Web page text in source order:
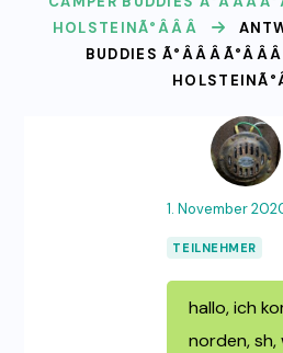
HOLSTEINÃ°ÂÂÂ
BUDDIES
1. November
TEILNEHMER
hallo, ich
norden,